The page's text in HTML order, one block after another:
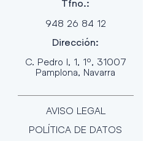
Tfno.:
948 26 84 12
Dirección:
C. Pedro I, 1, 1º, 31007
Pamplona, Navarra
AVISO LEGAL
POLÍTICA DE DATOS